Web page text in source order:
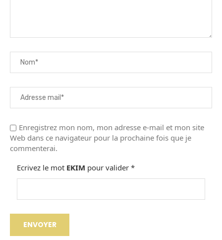
Enregistrez mon nom, mon adresse e-mail et mon site
Web dans ce navigateur pour la prochaine fois que je
commenterai.
Ecrivez le mot EKIM pour valider *